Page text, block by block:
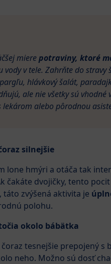
mierepotraviny, ktoré
vody v tele. Zahrňte do
hlávkový šalát,
ale nie všetky sú
lekárom alebo pôrodnou
silnejšie
lone hmýri a otáča tak
čakáte dvojičky, tento
zvýšená aktivita je
polohu.
okolo bábätka
tesnejšie prepojený s
neho. Možno sú dosť